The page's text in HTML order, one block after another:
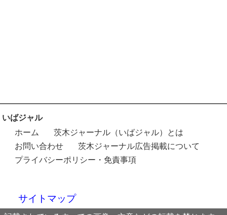
いばジャル
ホーム
茨木ジャーナル（いばジャル）とは
お問い合わせ
茨木ジャーナル広告掲載について
プライバシーポリシー・免責事項
サイトマップ